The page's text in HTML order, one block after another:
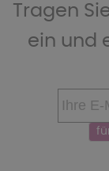
Tragen
ein und